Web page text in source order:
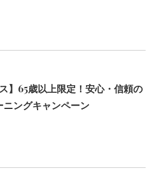
】65歳以上限定！安心・信頼の
ングキャンペーン